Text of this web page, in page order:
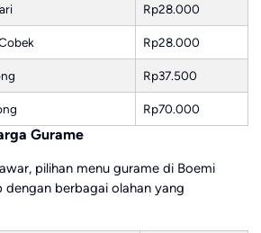
Rp28.000
Rp28.000
Rp37.500
Rp70.000
Gurame
pilihan menu gurame di Boemi
dengan berbagai olahan yang